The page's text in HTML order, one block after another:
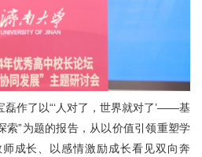
磊作了以“‘人对了，世界就对了’——基
索”为题的报告，从以价值引领重塑学
成长、以感情激励成长看见双向奔